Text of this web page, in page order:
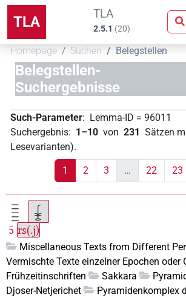
TLA TLA
2.5.1 (20)
Homepage Suchen Belegstellen
Belegstellen-
Suchergebnisse
Such-Parameter: Lemma-ID = 96011
Suchergebnis: 1–10 von 231 Sätzen
Lesevarianten).
1 2 3 … 22 23
5 rs(.j)
Miscellaneous Texts from Different
Vermischte Texte einzelner Epochen oder
Frühzeitinschriften
Sakkara
Djoser-Netjerichet
Pyramidenkomplex